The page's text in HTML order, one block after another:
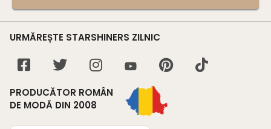
URMĂREȘTE STARSHINERS ZILNIC
PRODUCĂTOR ROMÂN
DE MODĂ DIN 2008